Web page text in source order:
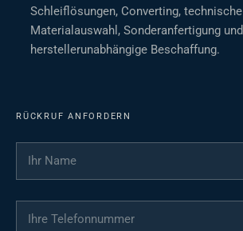
Schleiflösungen, Converting, technische
Materialauswahl, Sonderanfertigung und
herstellerunabhängige Beschaffung.
RÜCKRUF ANFORDERN
Ihr Name
Ihre Telefonnummer